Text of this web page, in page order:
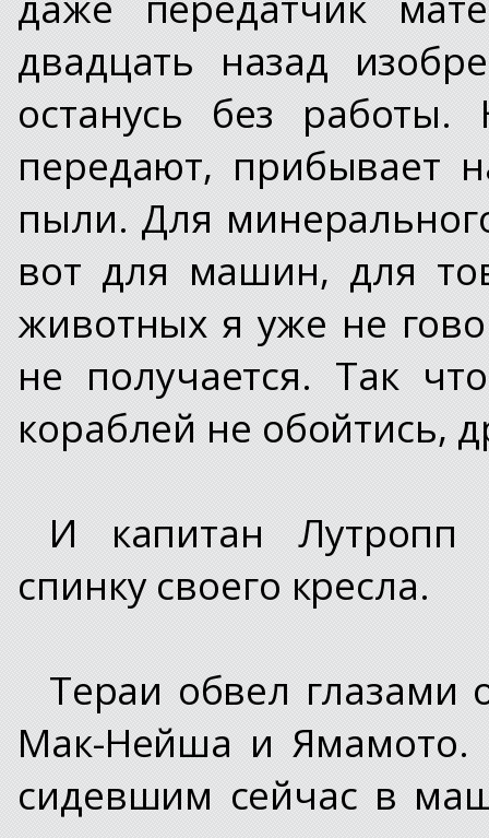
двадцать назад
останусь без
передают, прибывает
пыли. Для
вот для машин, для
животных я уже не
не получается. Так
кораблей не обойтись,
И капитан Лутропп
спинку своего кресла.
Тераи обвел
Мак-Нейша и Ямамото.
сидевшим сейчас в